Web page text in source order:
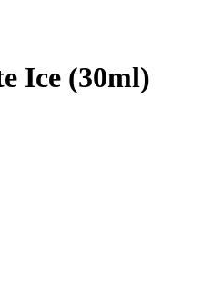
Ice (30ml)